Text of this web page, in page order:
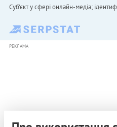
Cуб'єкт у сфері онлайн-медіа;
РЕКЛАМА